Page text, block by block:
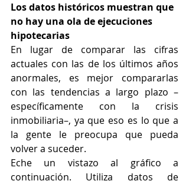
Los datos históricos muestran que
no hay una ola de ejecuciones
hipotecarias
En lugar de comparar las cifras
actuales con las de los últimos años
anormales, es mejor compararlas
con las tendencias a largo plazo –
específicamente con la crisis
inmobiliaria–, ya que eso es lo que a
la gente le preocupa que pueda
volver a suceder.
Eche un vistazo al gráfico a
continuación. Utiliza datos de